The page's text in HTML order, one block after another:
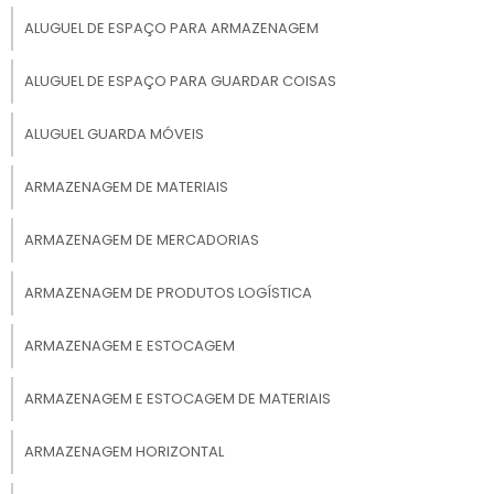
Rodoviárias;
Aeroportos;
Lojas;
PREÇOS NO COMÉRCIO:
GUARDA VOLUMES SP
serviço ou produto sofre alterações no
volumes sp. Por isso, é essencial fazer um
fornecem custos viáveis e que se encaixa no
ALUGUEL DE ESPAÇO PARA ARMAZENAGEM
ALUGUEL DE ESPAÇO PARA GUARDAR COISAS
ALUGUEL GUARDA MÓVEIS
ARMAZENAGEM DE MATERIAIS
ARMAZENAGEM DE MERCADORIAS
ARMAZENAGEM DE PRODUTOS LOGÍSTICA
ARMAZENAGEM E ESTOCAGEM
ARMAZENAGEM E ESTOCAGEM DE MATERIAIS
ARMAZENAGEM HORIZONTAL